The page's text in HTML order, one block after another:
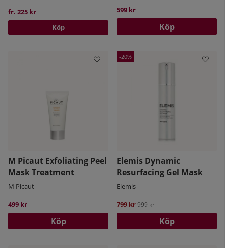
fr. 225 kr
Köp
599 kr
Köp
M Picaut Exfoliating Peel
Mask Treatment
M Picaut
499 kr
Köp
20
Elemis Dynamic
Resurfacing Gel Mask
Elemis
799 krOrdinarie pris:
999 kr
Köp